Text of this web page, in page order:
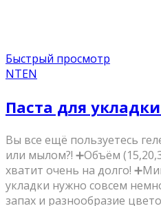
Быстрый просмотр
NTEN
Паста для
Вы все ещё пользуетесь
или мылом?! ➕Объём
хватит очень на долго!
укладки нужно совсем
запах и разнообразие